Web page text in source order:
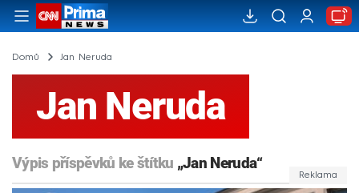
Domů Jan Neruda
Jan Neruda
Výpis příspěvků ke štítku „Jan Neruda“